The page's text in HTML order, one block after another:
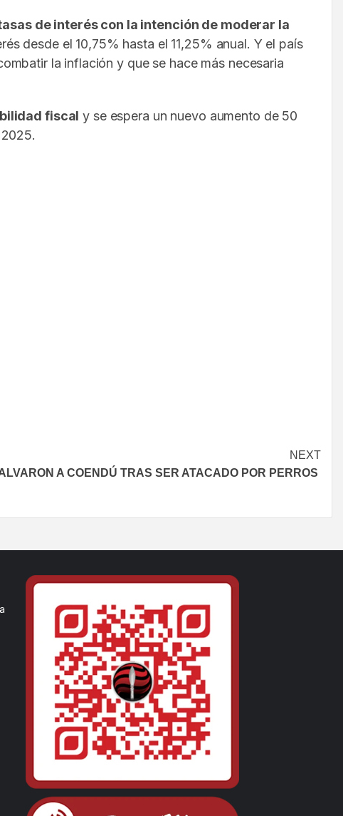
de interés con la intención de moderar la
desde el 10,75% hasta el 11,25% anual. Y el país
la inflación y que se hace más necesaria
fiscal y se espera un nuevo aumento de 50
NEXT
A COENDÚ TRAS SER ATACADO POR PERROS